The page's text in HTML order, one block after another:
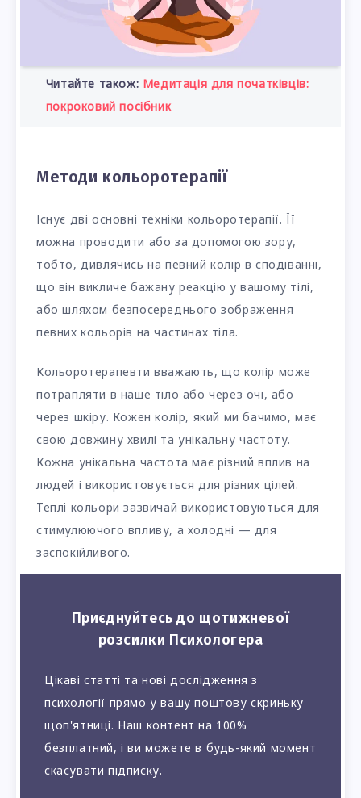
Читайте також: Медитація для початківців:
покроковий посібник
Методи кольоротерапії
Існує дві основні техніки кольоротерапії. Її
можна проводити або за допомогою зору,
тобто, дивлячись на певний колір в сподіванні,
що він викличе бажану реакцію у вашому тілі,
або шляхом безпосереднього зображення
певних кольорів на частинах тіла.
Кольоротерапевти вважають, що колір може
потрапляти в наше тіло або через очі, або
через шкіру. Кожен колір, який ми бачимо, має
свою довжину хвилі та унікальну частоту.
Кожна унікальна частота має різний вплив на
людей і використовується для різних цілей.
Теплі кольори зазвичай використовуються для
стимулюючого впливу, а холодні — для
заспокійливого.
Приєднуйтесь до щотижневої
розсилки Психологера
Цікаві статті та нові дослідження з
психології прямо у вашу поштову скриньку
щоп'ятниці. Наш контент на 100%
безплатний, і ви можете в будь-який момент
скасувати підписку.